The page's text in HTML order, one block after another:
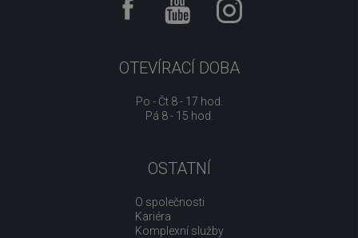
OTEVÍRACÍ DOBA
Po - Čt 8 - 17 hod.
Pá 8 - 15 hod.
OSTATNÍ
O společnosti
Kariéra
Komplexní služby